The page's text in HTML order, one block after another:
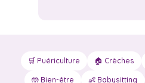
🛒 Puériculture 🏠 Crèches
🤲 Bien-être 👶 Babysitting